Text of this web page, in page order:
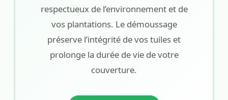
respectueux de l’environnement et de
vos plantations. Le démoussage
préserve l’intégrité de vos tuiles et
prolonge la durée de vie de votre
couverture.